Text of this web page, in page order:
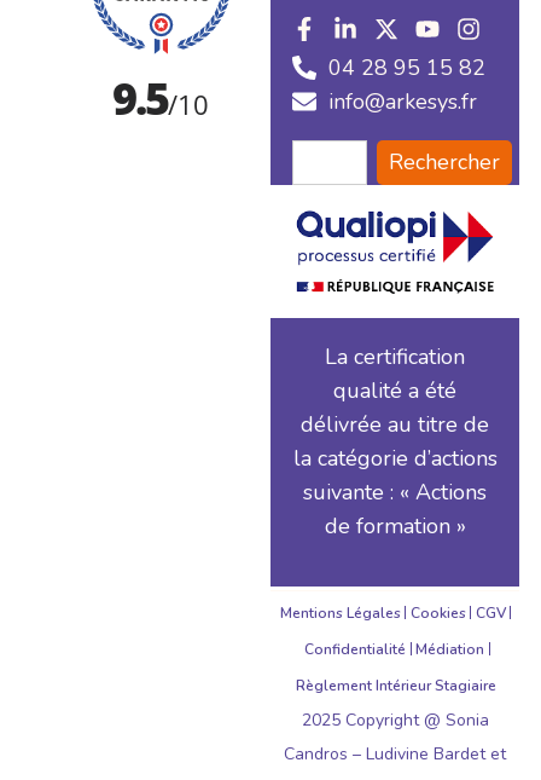
04 28 95 15 82
info@arkesys.fr
Rechercher
La certification
qualité a été
délivrée au titre de
la catégorie d’actions
suivante : « Actions
de formation »
Mentions Légales Cookies CGV
Confidentialité Médiation
Règlement Intérieur Stagiaire
2025 Copyright @ Sonia
Candros – Ludivine Bardet et